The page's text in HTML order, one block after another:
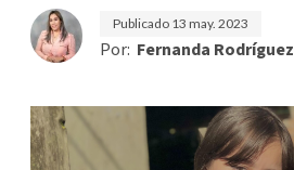
Publicado 13 may. 2023
Por: Fernanda Rodríguez